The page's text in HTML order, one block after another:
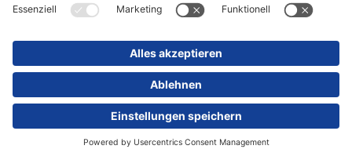
Finanzierung
Wir erstellen Ihnen ein individuelles Angebot mit attraktiven
Konditionen für den gesamten Lebenszyklus Ihrer Investition.
Mehr zu: Finanzierung